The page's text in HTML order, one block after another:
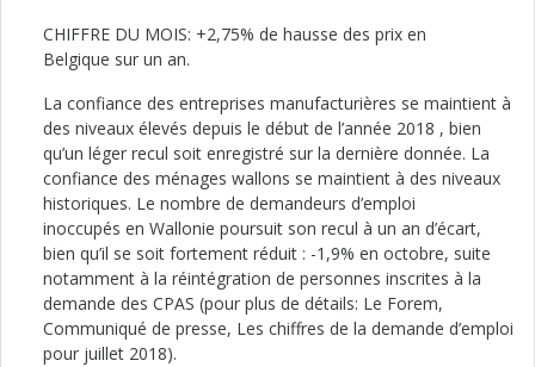
CHIFFRE DU MOIS: +2,75% de hausse des prix en
Belgique sur un an.
La confiance des entreprises manufacturières se maintient à
des niveaux élevés depuis le début de l’année 2018 , bien
qu’un léger recul soit enregistré sur la dernière donnée. La
confiance des ménages wallons se maintient à des niveaux
historiques. Le nombre de demandeurs d’emploi
inoccupés en Wallonie poursuit son recul à un an d’écart,
bien qu’il se soit fortement réduit : -1,9% en octobre, suite
notamment à la réintégration de personnes inscrites à la
demande des CPAS (pour plus de détails: Le Forem,
Communiqué de presse, Les chiffres de la demande d’emploi
pour juillet 2018).